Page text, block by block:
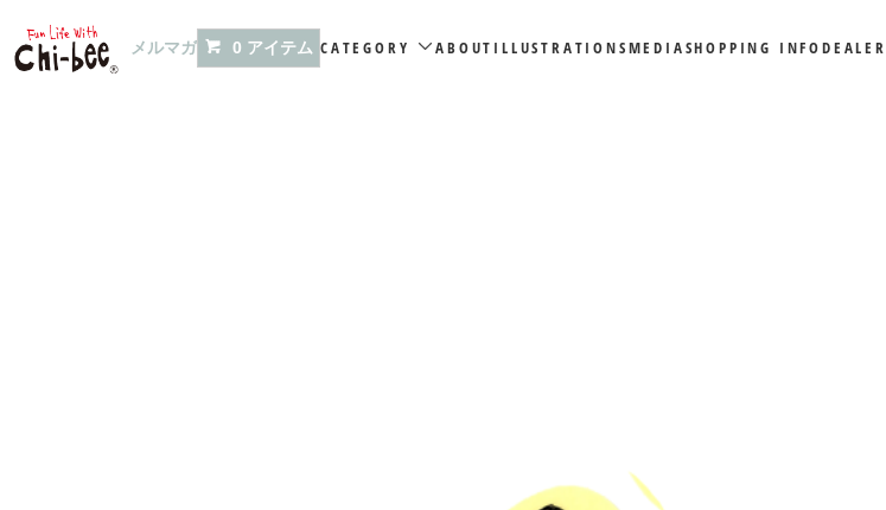
メルマガ 0 アイテム CATEGORY ABOUT ILLUSTRATIONSMEDIASHOPPING INFODEALER